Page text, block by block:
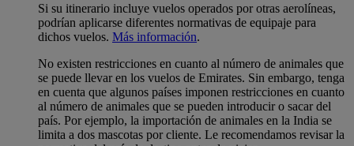
Si su itinerario incluye vuelos operados por otras aerolíneas,
podrían aplicarse diferentes normativas de equipaje para
dichos vuelos. Más información.
No existen restricciones en cuanto al número de animales que
se puede llevar en los vuelos de Emirates. Sin embargo, tenga
en cuenta que algunos países imponen restricciones en cuanto
al número de animales que se pueden introducir o sacar del
país. Por ejemplo, la importación de animales en la India se
limita a dos mascotas por cliente. Le recomendamos revisar la